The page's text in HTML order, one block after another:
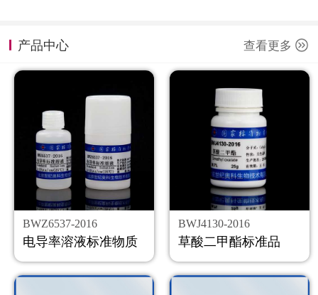
产品中心 查看更多
BWZ6537-2016
电导率溶液标准物质
BWJ4130-2016
草酸二甲酯标准品
新闻资讯
公司主页
购物车
会员中心
联系我们
返回主页